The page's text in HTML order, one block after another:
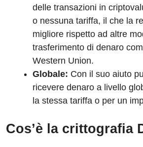
delle transazioni in
o nessuna tariffa, il che la
migliore rispetto ad altre
trasferimento di denaro
Western Union.
Globale: Con il suo aiuto
ricevere denaro a livello
la stessa tariffa o per un
Cos’è la crittografia